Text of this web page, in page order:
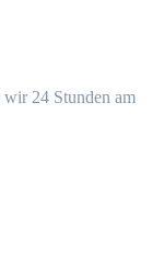
24 Stunden am